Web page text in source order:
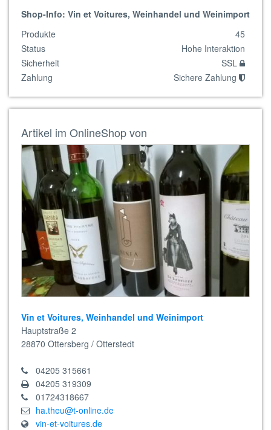
Shop-Info: Vin et Voitures, Weinhandel und Weinimport
Produkte
45
Status
Hohe Interaktion
Sicherheit
SSL
Zahlung
Sichere Zahlung
Artikel im OnlineShop von
Vin et Voitures, Weinhandel und Weinimport
Hauptstraße 2
28870 Ottersberg / Otterstedt
04205 315661
04205 319309
01724318667
ha.theu@t-online.de
vin-et-voitures.de